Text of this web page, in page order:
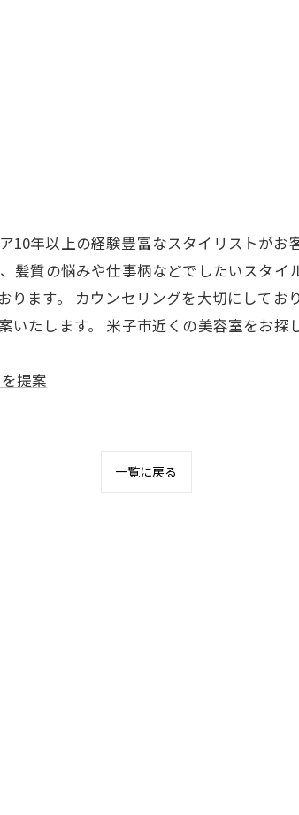
10年以上の経験豊富なスタイリストが
髪質の悩みや仕事柄などでしたいスタ
ます。 カウンセリングを大切にして
たします。 米子市近くの美容室をお探
提案
一覧に戻る